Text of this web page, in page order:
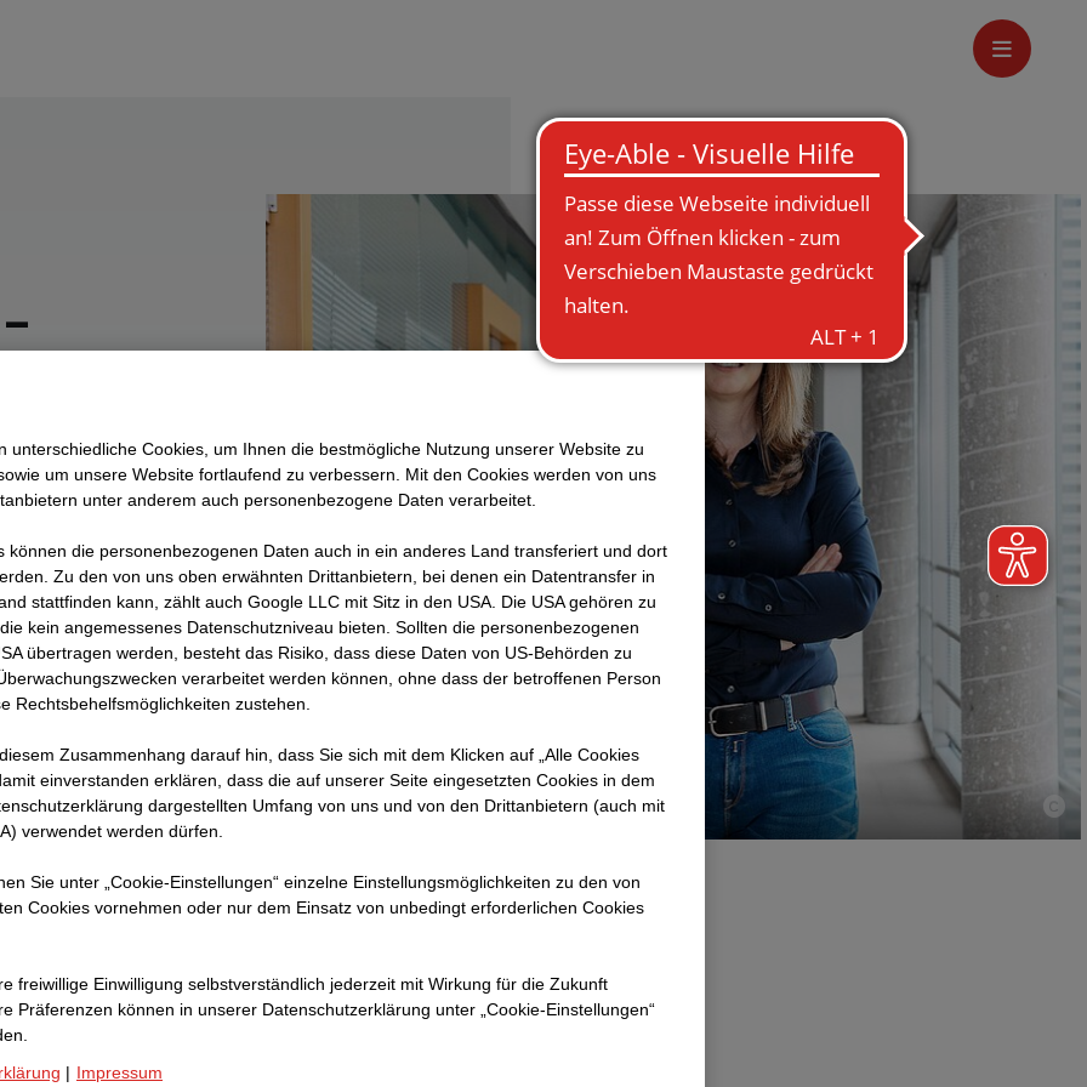
und
die
unterschiedliche Cookies, um Ihnen die best­mögliche Nutzung unserer Website zu
um unsere Website fortlaufend zu verbessern. Mit den Cookies werden von uns
unter anderem auch personenbezogene Daten verarbeitet.
können die personenbezogenen Daten auch in ein anderes Land transferiert und dort
Zu den von uns oben erwähnten Drittanbietern, bei denen ein Datentransfer in
stattfinden kann, zählt auch Google LLC mit Sitz in den USA. Die USA gehören zu
kein angemessenes Datenschutzniveau bieten. Sollten die personenbezogenen
übertragen werden, besteht das Risiko, dass diese Daten von US-Behörden zu
verarbeitet werden können, ohne dass der betroffenen Person
Rechtsbehelfsmöglichkeiten zustehen.
Zusammenhang darauf hin, dass Sie sich mit dem Klicken auf „Alle Cookies
ein­ver­standen erklären, dass die auf unserer Seite eingesetzten Cookies in dem
dargestellten Umfang von uns und von den Drittanbietern (auch mit
verwendet werden dürfen.
Sie unter „Cookie-Einstellungen“ einzelne Einstellungsmöglichkeiten zu den von
Cookies vornehmen oder nur dem Einsatz von unbedingt erforderlichen Cookies
freiwillige Einwilligung selbstverständlich jederzeit mit Wirkung für die Zukunft
Prä­fe­renzen können in unserer Datenschutzerklärung unter „Cookie-Einstellungen“
| Impressum